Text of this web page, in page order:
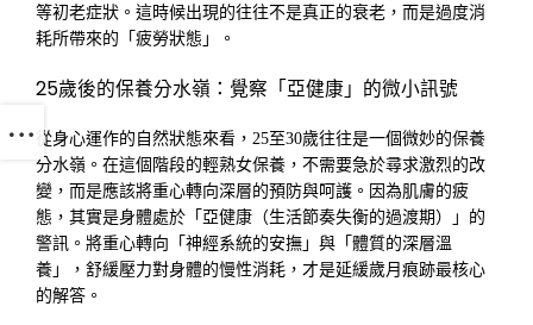
等初老症狀。這時候出現的往往不是真正的衰老，而是過度消
耗所帶來的「疲勞狀態」。
25歲後的保養分水嶺：覺察「亞健康」的微小訊號
從身心運作的自然狀態來看，25至30歲往往是一個微妙的保養
分水嶺。在這個階段的輕熟女保養，不需要急於尋求激烈的改
變，而是應該將重心轉向深層的預防與呵護。因為肌膚的疲
態，其實是身體處於「亞健康（生活節奏失衡的過渡期）」的
警訊。將重心轉向「神經系統的安撫」與「體質的深層溫
養」，舒緩壓力對身體的慢性消耗，才是延緩歲月痕跡最核心
的解答。